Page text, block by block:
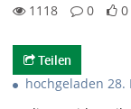
1118
0
0
Teilen
hochgeladen 28.